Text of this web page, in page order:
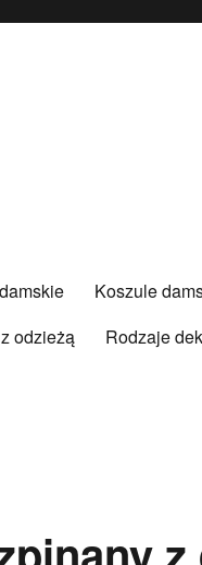
Koszule
odzieżą Rodzaje